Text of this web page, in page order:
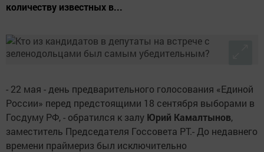
количеству известных в...
- 22 мая - день предварительного голосования «Единой
России» перед предстоящими 18 сентября выборами в
Госдуму РФ, - обратился к залу Юрий Камалтынов,
заместитель Председателя Госсовета РТ.- До недавнего
времени праймериз был исключительно